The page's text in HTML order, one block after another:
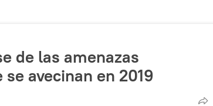
de las amenazas
avecinan en 2019